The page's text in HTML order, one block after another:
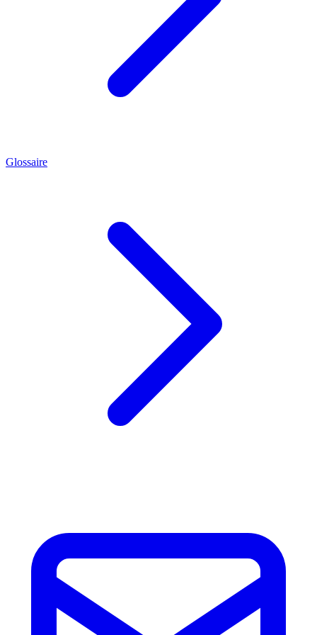
Glossaire